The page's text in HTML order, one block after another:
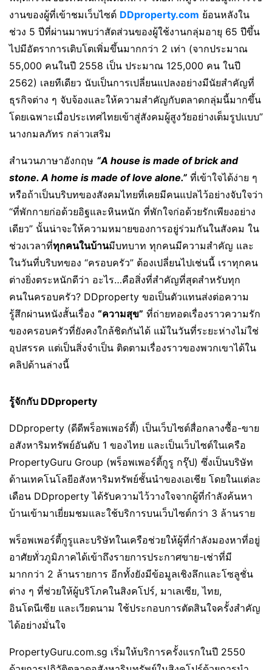
งานของผู้ที่เข้าชมเว็บไซต์ DDproperty.com ย้อนหลังใน
ช่วง 5 ปีที่ผ่านมาพบว่าสัดส่วนของผู้ใช้งานกลุ่มอายุ 65 ปีขึ้น
ไปมีอัตราการเติบโตเพิ่มขึ้นมากกว่า 2 เท่า (จากประมาณ
55,000 คนในปี 2558 เป็น ประมาณ 125,000 คน ในปี
2562) เลยทีเดียว นับเป็นการเปลี่ยนแปลงอย่างมีนัยสำคัญที่
ธุรกิจต่าง ๆ จับจ้องและให้ความสำคัญกับตลาดกลุ่มนี้มากขึ้น
โดยเฉพาะเมื่อประเทศไทยเข้าสู่สังคมผู้สูงวัยอย่างเต็มรูปแบบ”
นางกมลภัทร กล่าวเสริม
สำนวนภาษาอังกฤษ “A house is made of brick and
stone. A home is made of love alone.” ที่เข้าใจได้ง่าย ๆ
หรือถ้าเป็นบริบทของสังคมไทยที่เคยมีคนแปลไว้อย่างจับใจว่า
“ที่พักกายก่อด้วยอิฐและหินหนัก ที่พักใจก่อด้วยรักเพียงอย่าง
เดียว” นั้นน่าจะให้ความหมายของการอยู่ร่วมกันในสังคม ใน
ช่วงเวลาที่ทุกคนในบ้านมีบทบาท ทุกคนมีความสำคัญ และ
ในวันที่บริบทของ “ครอบครัว” ต้องเปลี่ยนไปเช่นนี้ เราทุกคน
ต่างยิ่งตระหนักดีว่า อะไร…คือสิ่งที่สำคัญที่สุดสำหรับทุก
คนในครอบครัว? DDproperty ขอเป็นตัวแทนส่งต่อความ
รู้สึกผ่านหนังสั้นเรื่อง “ความสุข” ที่ถ่ายทอดเรื่องราวความรัก
ของครอบครัวที่ยังคงใกล้ชิดกันได้ แม้ในวันที่ระยะห่างไม่ใช่
อุปสรรค แต่เป็นสิ่งจำเป็น ติดตามเรื่องราวของพวกเขาได้ใน
คลิปด้านล่างนี้
รู้จักกับ DDproperty
DDproperty (ดีดีพร็อพเพอร์ตี้) เป็นเว็บไซต์สื่อกลางซื้อ-ขาย
อสังหาริมทรัพย์อันดับ 1 ของไทย และเป็นเว็บไซต์ในเครือ
PropertyGuru Group (พร็อพเพอร์ตี้กูรู กรุ๊ป) ซึ่งเป็นบริษัท
ด้านเทคโนโลยีอสังหาริมทรัพย์ชั้นนำของเอเชีย โดยในแต่ละ
เดือน DDproperty ได้รับความไว้วางใจจากผู้ที่กำลังค้นหา
บ้านเข้ามาเยี่ยมชมและใช้บริการบนเว็บไซต์กว่า 3 ล้านราย
พร็อพเพอร์ตี้กูรูและบริษัทในเครือช่วยให้ผู้ที่กำลังมองหาที่อยู่
อาศัยทั่วภูมิภาคได้เข้าถึงรายการประกาศขาย-เช่าที่มี
มากกว่า 2 ล้านรายการ อีกทั้งยังมีข้อมูลเชิงลึกและโซลูชั่น
ต่าง ๆ ที่ช่วยให้ผู้บริโภคในสิงคโปร์, มาเลเซีย, ไทย,
อินโดนีเซีย และเวียดนาม ใช้ประกอบการตัดสินใจครั้งสำคัญ
ได้อย่างมั่นใจ
PropertyGuru.com.sg เริ่มให้บริการครั้งแรกในปี 2550